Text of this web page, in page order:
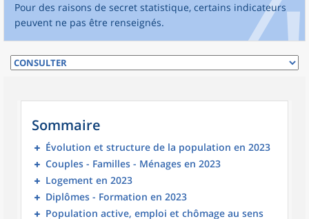
Pour des raisons de secret statistique, certains indicateurs
peuvent ne pas être renseignés.
Sommaire
Évolution et structure de la population en 2023
Couples - Familles - Ménages en 2023
Logement en 2023
Diplômes - Formation en 2023
Population active, emploi et chômage au sens